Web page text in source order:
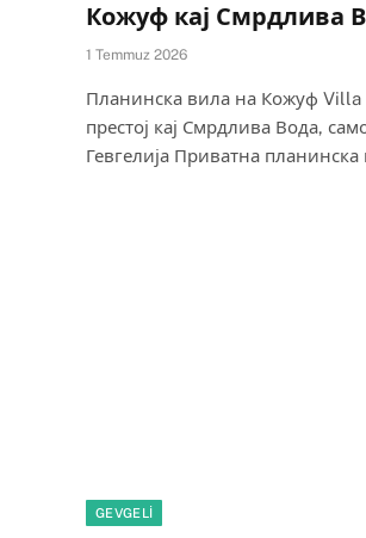
Кожуф кај Смрдлива
1 Temmuz 2026
Планинска вила на Кожуф Villa
престој кај Смрдлива Вода,
Гевгелија Приватна
GEVGELI